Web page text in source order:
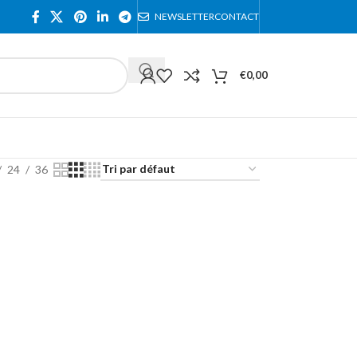
NEWSLETTERCONTACT
€0,00
24 36